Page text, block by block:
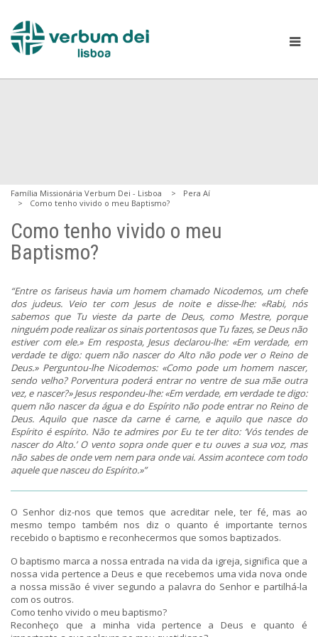
Família Missionária Verbum Dei - Lisboa
Pera Aí
Como tenho vivido o meu Baptismo?
Como tenho vivido o meu
Baptismo?
“Entre os fariseus havia um homem chamado Nicodemos, um chefe
dos judeus. Veio ter com Jesus de noite e disse-lhe: «Rabi, nós
sabemos que Tu vieste da parte de Deus, como Mestre, porque
ninguém pode realizar os sinais portentosos que Tu fazes, se Deus não
estiver com ele.» Em resposta, Jesus declarou-lhe: «Em verdade, em
verdade te digo: quem não nascer do Alto não pode ver o Reino de
Deus.» Perguntou-lhe Nicodemos: «Como pode um homem nascer,
sendo velho? Porventura poderá entrar no ventre de sua mãe outra
vez, e nascer?» Jesus respondeu-lhe: «Em verdade, em verdade te digo:
quem não nascer da água e do Espírito não pode entrar no Reino de
Deus. Aquilo que nasce da carne é carne, e aquilo que nasce do
Espírito é espírito. Não te admires por Eu te ter dito: ‘Vós tendes de
nascer do Alto.’ O vento sopra onde quer e tu ouves a sua voz, mas
não sabes de onde vem nem para onde vai. Assim acontece com todo
aquele que nasceu do Espírito.»”
O Senhor diz-nos que temos que acreditar nele, ter fé, mas ao
mesmo tempo também nos diz o quanto é importante ternos
recebido o baptismo e reconhecermos que somos baptizados.
O baptismo marca a nossa entrada na vida da igreja, significa que a
nossa vida pertence a Deus e que recebemos uma vida nova onde
a nossa missão é viver segundo a palavra do Senhor e partilhá-la
com os outros.
Como tenho vivido o meu baptismo?
Reconheço que a minha vida pertence a Deus e quanto é